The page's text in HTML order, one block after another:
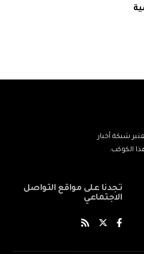
ونعتبر شبكة أخبار
الكوكب.
تجدنا على مواقع التواصل
الاجتماعي